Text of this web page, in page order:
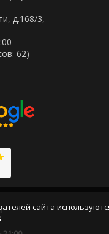
д.168/3,
62)
сайта